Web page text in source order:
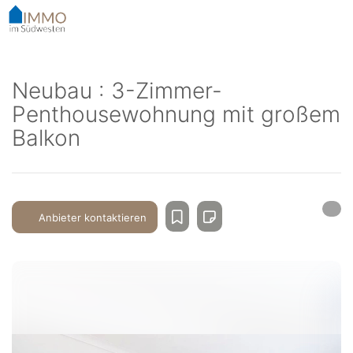
Accessibility-
Modus
zum
Inhalt
Neubau : 3-Zimmer-
Penthousewohnung mit großem
Balkon
Anbieter kontaktieren